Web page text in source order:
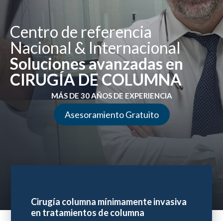
Centro de referencia
Nacional & Internacional
Soluciones avanzadas en
CIRUGÍA DE COLUMNA
MÁS DE 30 AÑOS DE EXPERIENCIA
Asesoramiento Gratuito
Cirugía columna mínimamente invasiva
en tratamientos de columna